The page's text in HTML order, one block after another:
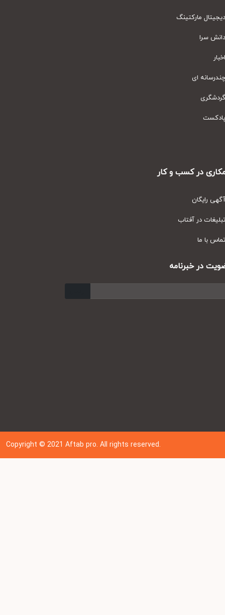
مارکتینگ
سرا
ای
در کسب و کار
رایگان
در آفتاب
با ما
در خبرنامه
Copyright © 202 1Aftab pro. All rights reserved.